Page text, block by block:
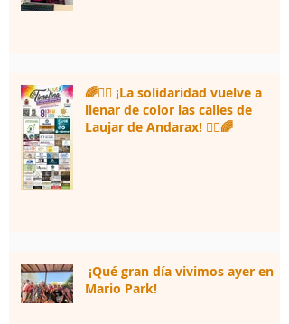
🌈🏃‍♀️ ¡La solidaridad vuelve a
llenar de color las calles de
Laujar de Andarax! 🏃‍♂️🌈
¡Qué gran día vivimos ayer en
Mario Park!